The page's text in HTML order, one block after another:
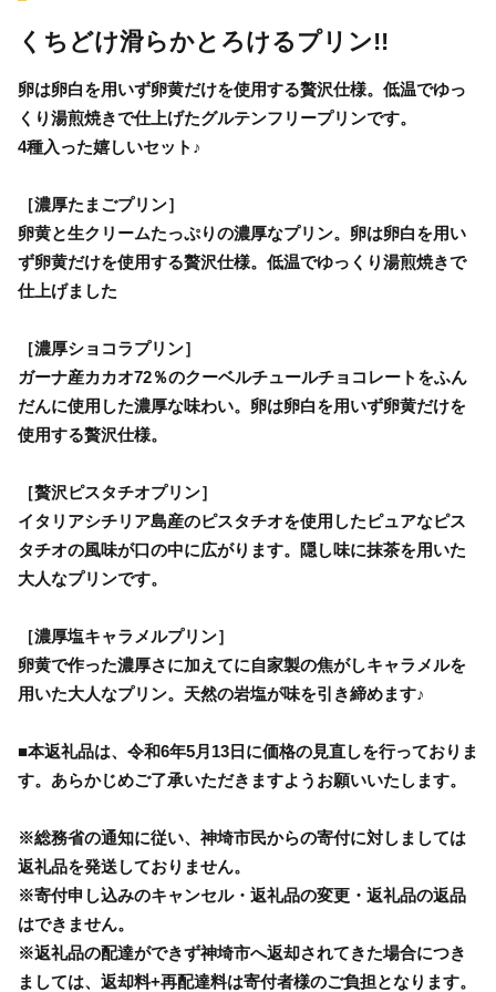
くちどけ滑らかとろけるプリン!!
卵は卵白を用いず卵黄だけを使用する贅沢仕様。低温でゆっ
くり湯煎焼きで仕上げたグルテンフリープリンです。
4種入った嬉しいセット♪
［濃厚たまごプリン］
卵黄と生クリームたっぷりの濃厚なプリン。卵は卵白を用い
ず卵黄だけを使用する贅沢仕様。低温でゆっくり湯煎焼きで
仕上げました
［濃厚ショコラプリン］
ガーナ産カカオ72％のクーベルチュールチョコレートをふん
だんに使用した濃厚な味わい。卵は卵白を用いず卵黄だけを
使用する贅沢仕様。
［贅沢ピスタチオプリン］
イタリアシチリア島産のピスタチオを使用したピュアなピス
タチオの風味が口の中に広がります。隠し味に抹茶を用いた
大人なプリンです。
［濃厚塩キャラメルプリン］
卵黄で作った濃厚さに加えてに自家製の焦がしキャラメルを
用いた大人なプリン。天然の岩塩が味を引き締めます♪
■本返礼品は、令和6年5月13日に価格の見直しを行っておりま
す。あらかじめご了承いただきますようお願いいたします。
※総務省の通知に従い、神埼市民からの寄付に対しましては
返礼品を発送しておりません。
※寄付申し込みのキャンセル・返礼品の変更・返礼品の返品
はできません。
※返礼品の配達ができず神埼市へ返却されてきた場合につき
ましては、返却料+再配達料は寄付者様のご負担となります。